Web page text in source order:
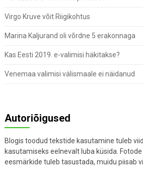
Virgo Kruve võit Riigikohtus
Marina Kaljurand oli võrdne 5 erakonnaga
Kas Eesti 2019. e-valimisi häkitakse?
Venemaa valimisi välismaale ei näidanud
Autoriõigused
Blogis toodud tekstide kasutamine tuleb
kasutamiseks eelnevalt luba küsida.
eesmärkide tuleb tasustada, muidu piisab